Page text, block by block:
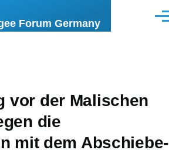
Forum Germany
vor der Malischen
die
mit dem Abschiebe-